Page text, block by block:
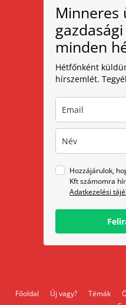
Minneres
minden
Hétfőnként
hírszemlét.
Hozzájárulok,
Kft számomra
Adatkezelési
Főoldal Új vagy? Témák